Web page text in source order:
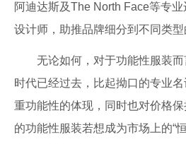
阿迪达斯及The North Face等专
设计师，助推品牌细分到不同类型
无论如何，对于功能性服装而
时代已经过去，比起拗口的专业
重功能性的体现，同时也对价格保
的功能性服装若想成为市场上的“